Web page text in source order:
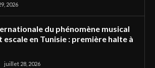
2026
du phénomène musical
en Tunisie : première halte à
juillet 28, 2026